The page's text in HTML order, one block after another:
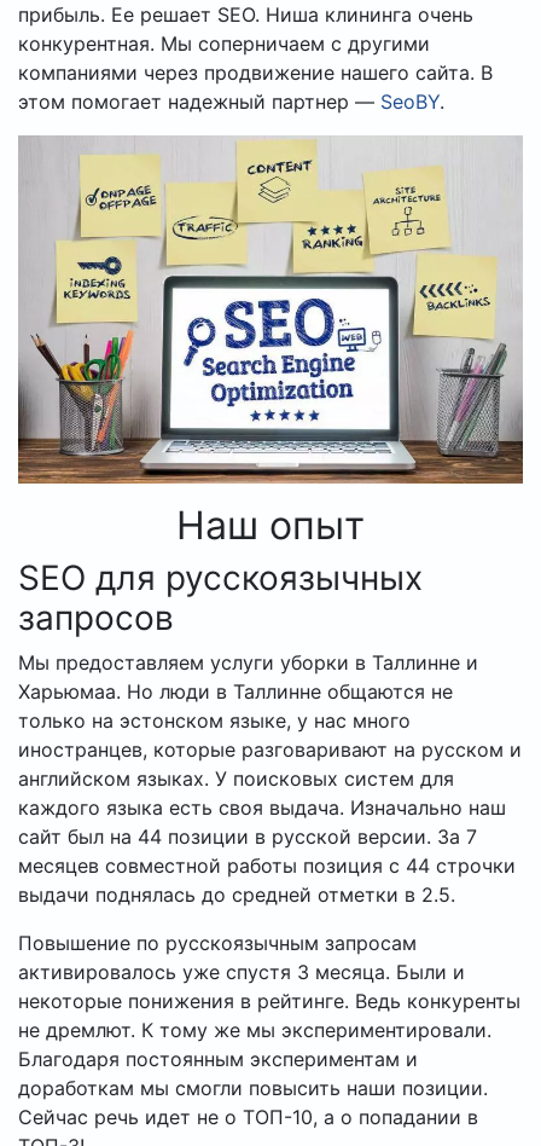
прибыль. Ее решает SEO. Ниша клининга очень
конкурентная. Мы соперничаем с другими
компаниями через продвижение нашего сайта. В
этом помогает надежный партнер — SeoBY.
Наш опыт
SEO для русскоязычных
запросов
Мы предоставляем услуги уборки в Таллинне и
Харьюмаа. Но люди в Таллинне общаются не
только на эстонском языке, у нас много
иностранцев, которые разговаривают на русском и
английском языках. У поисковых систем для
каждого языка есть своя выдача. Изначально наш
сайт был на 44 позиции в русской версии. За 7
месяцев совместной работы позиция с 44 строчки
выдачи поднялась до средней отметки в 2.5.
Повышение по русскоязычным запросам
активировалось уже спустя 3 месяца. Были и
некоторые понижения в рейтинге. Ведь конкуренты
не дремлют. К тому же мы экспериментировали.
Благодаря постоянным экспериментам и
доработкам мы смогли повысить наши позиции.
Сейчас речь идет не о ТОП-10, а о попадании в